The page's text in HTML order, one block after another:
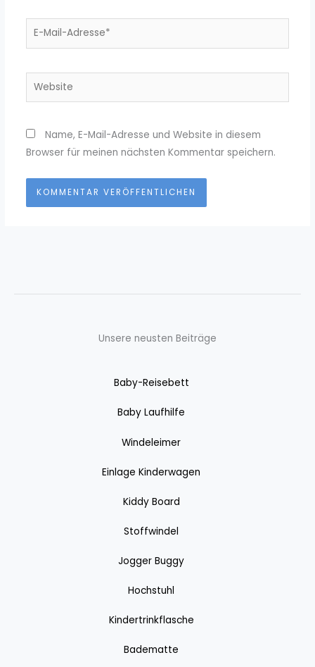
E-
Website
Name, E-Mail-Adresse und Website in diesem
Browser für meinen nächsten Kommentar speichern.
Unsere neusten Beiträge
Baby-Reisebett
Baby Laufhilfe
Windeleimer
Einlage Kinderwagen
Kiddy Board
Stoffwindel
Jogger Buggy
Hochstuhl
Kindertrinkflasche
Badematte